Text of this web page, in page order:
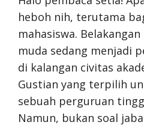
heboh nih, terutama
mahasiswa.
muda sedang menjadi
di kalangan civitas
Gustian yang terpilih
sebuah perguruan
Namun, bukan soal